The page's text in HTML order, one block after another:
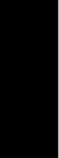
de
que